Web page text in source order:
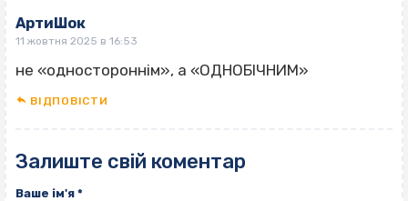
АртиШок
11 жовтня 2025 в 16:53
не «одностороннім», а «ОДНОБІЧНИМ»
ВІДПОВІCТИ
Залиште свій коментар
Ваше ім'я *